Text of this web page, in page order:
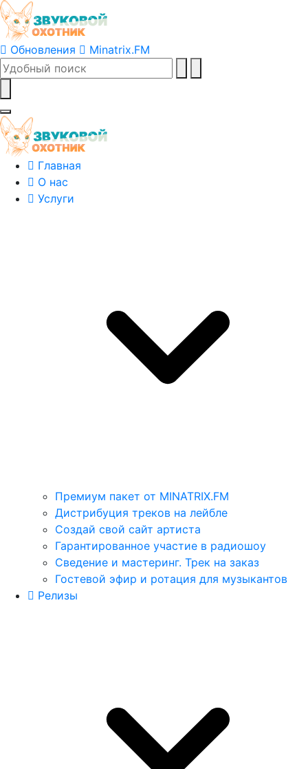
Обновления Minatrix.FM
Главная
О нас
Услуги
Премиум пакет от MINATRIX.FM
Дистрибуция треков на лейбле
Создай свой сайт артиста
Гарантированное участие в радиошоу
Сведение и мастеринг. Трек на заказ
Гостевой эфир и ротация для музыкантов
Релизы